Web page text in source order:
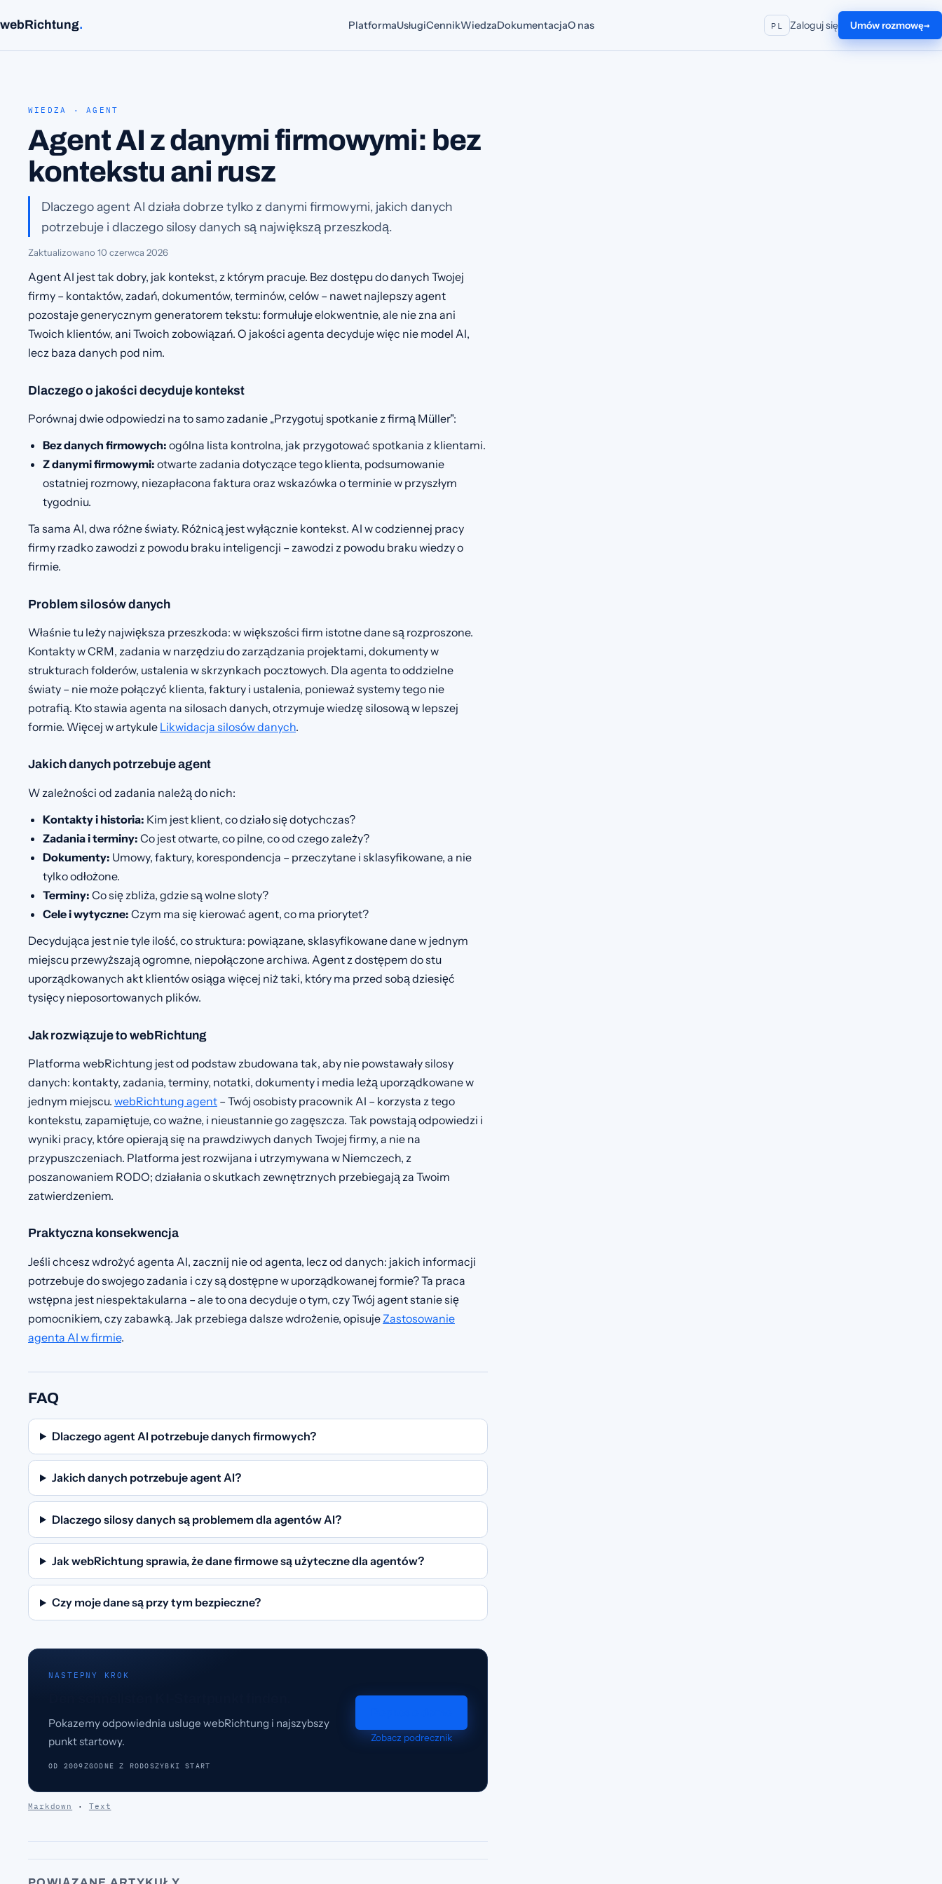
webRichtung. PlatformaUsługiCennikWiedzaDokumentacjaO nas PL Zaloguj się Umów rozmowę
WIEDZA · AGENT
Agent AI z danymi firmowymi: bez
kontekstu ani rusz
Dlaczego agent AI działa dobrze tylko z danymi firmowymi, jakich danych
potrzebuje i dlaczego silosy danych są największą przeszkodą.
Zaktualizowano 10 czerwca 2026
Agent AI jest tak dobry, jak kontekst, z którym pracuje. Bez dostępu do danych Twojej
firmy – kontaktów, zadań, dokumentów, terminów, celów – nawet najlepszy agent
pozostaje generycznym generatorem tekstu: formułuje elokwentnie, ale nie zna ani
Twoich klientów, ani Twoich zobowiązań. O jakości agenta decyduje więc nie model AI,
lecz baza danych pod nim.
Dlaczego o jakości decyduje kontekst
Porównaj dwie odpowiedzi na to samo zadanie „Przygotuj spotkanie z firmą Müller":
Bez danych firmowych: ogólna lista kontrolna, jak przygotować spotkania z klientami.
Z danymi firmowymi: otwarte zadania dotyczące tego klienta, podsumowanie
ostatniej rozmowy, niezapłacona faktura oraz wskazówka o terminie w przyszłym
tygodniu.
Ta sama AI, dwa różne światy. Różnicą jest wyłącznie kontekst. AI w codziennej pracy
firmy rzadko zawodzi z powodu braku inteligencji – zawodzi z powodu braku wiedzy o
firmie.
Problem silosów danych
Właśnie tu leży największa przeszkoda: w większości firm istotne dane są rozproszone.
Kontakty w CRM, zadania w narzędziu do zarządzania projektami, dokumenty w
strukturach folderów, ustalenia w skrzynkach pocztowych. Dla agenta to oddzielne
światy – nie może połączyć klienta, faktury i ustalenia, ponieważ systemy tego nie
potrafią. Kto stawia agenta na silosach danych, otrzymuje wiedzę silosową w lepszej
formie. Więcej w artykule Likwidacja silosów danych.
Jakich danych potrzebuje agent
W zależności od zadania należą do nich:
Kontakty i historia: Kim jest klient, co działo się dotychczas?
Zadania i terminy: Co jest otwarte, co pilne, co od czego zależy?
Dokumenty: Umowy, faktury, korespondencja – przeczytane i sklasyfikowane, a nie
tylko odłożone.
Terminy: Co się zbliża, gdzie są wolne sloty?
Cele i wytyczne: Czym ma się kierować agent, co ma priorytet?
Decydująca jest nie tyle ilość, co struktura: powiązane, sklasyfikowane dane w jednym
miejscu przewyższają ogromne, niepołączone archiwa. Agent z dostępem do stu
uporządkowanych akt klientów osiąga więcej niż taki, który ma przed sobą dziesięć
tysięcy nieposortowanych plików.
Jak rozwiązuje to webRichtung
Platforma webRichtung jest od podstaw zbudowana tak, aby nie powstawały silosy
danych: kontakty, zadania, terminy, notatki, dokumenty i media leżą uporządkowane w
jednym miejscu. webRichtung agent – Twój osobisty pracownik AI – korzysta z tego
kontekstu, zapamiętuje, co ważne, i nieustannie go zagęszcza. Tak powstają odpowiedzi i
wyniki pracy, które opierają się na prawdziwych danych Twojej firmy, a nie na
przypuszczeniach. Platforma jest rozwijana i utrzymywana w Niemczech, z
poszanowaniem RODO; działania o skutkach zewnętrznych przebiegają za Twoim
zatwierdzeniem.
Praktyczna konsekwencja
Jeśli chcesz wdrożyć agenta AI, zacznij nie od agenta, lecz od danych: jakich informacji
potrzebuje do swojego zadania i czy są dostępne w uporządkowanej formie? Ta praca
wstępna jest niespektakularna – ale to ona decyduje o tym, czy Twój agent stanie się
pomocnikiem, czy zabawką. Jak przebiega dalsze wdrożenie, opisuje Zastosowanie
agenta AI w firmie.
FAQ
Dlaczego agent AI potrzebuje danych firmowych?
Jakich danych potrzebuje agent AI?
Dlaczego silosy danych są problemem dla agentów AI?
Jak webRichtung sprawia, że dane firmowe są użyteczne dla agentów?
Czy moje dane są przy tym bezpieczne?
NASTEPNY KROK
Pokazemy odpowiednia usluge webRichtung i najszybszy
punkt startowy.
OD 2009ZGODNE Z RODOSZYBKI START
Zobacz podrecznik
Markdown · Text